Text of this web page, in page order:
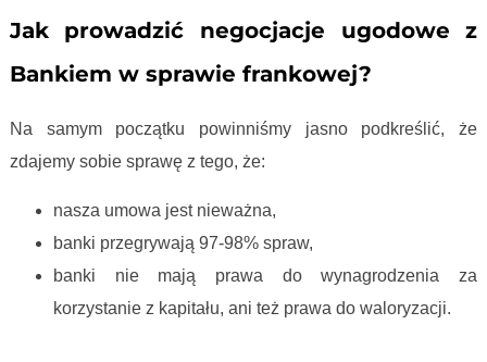
Jak prowadzić negocjacje ugodowe z
Bankiem w sprawie frankowej?
Na samym początku powinniśmy jasno podkreślić, że
zdajemy sobie sprawę z tego, że:
nasza umowa jest nieważna,
banki przegrywają 97-98% spraw,
banki nie mają prawa do wynagrodzenia za
korzystanie z kapitału, ani też prawa do waloryzacji.